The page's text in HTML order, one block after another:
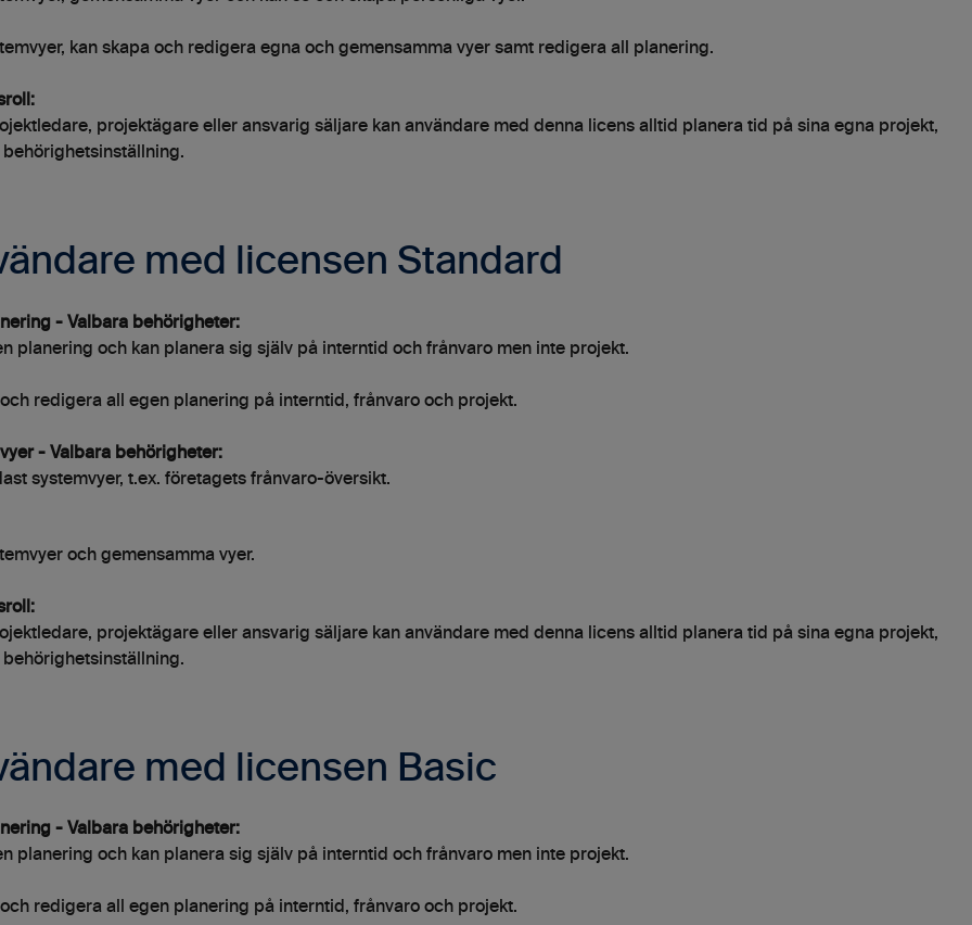
kan skapa och redigera egna och gemensamma vyer samt redigera all planering.
projektägare eller ansvarig säljare kan användare med denna licens alltid planera tid på sina egna projekt,
behörighetsinställning.
med licensen Standard
- Valbara behörigheter:
planering och kan planera sig själv på interntid och frånvaro men inte projekt.
och redigera all egen planering på interntid, frånvaro och projekt.
- Valbara behörigheter:
systemvyer, t.ex. företagets frånvaro-översikt.
och gemensamma vyer.
projektägare eller ansvarig säljare kan användare med denna licens alltid planera tid på sina egna projekt,
behörighetsinställning.
med licensen Basic
- Valbara behörigheter:
planering och kan planera sig själv på interntid och frånvaro men inte projekt.
och redigera all egen planering på interntid, frånvaro och projekt.